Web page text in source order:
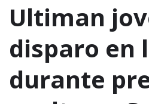
Ultiman
disparo en
durante